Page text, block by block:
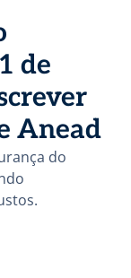
de
Anead
do